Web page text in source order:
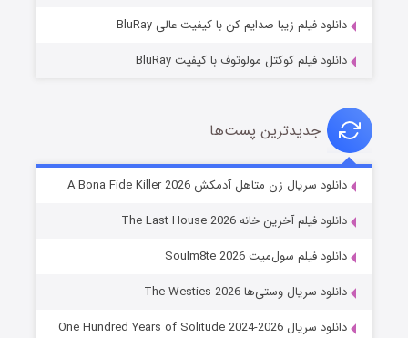
شوگر فصل ۲
دانلود فیلم زیبا صدایم کن با کیفیت عالی BluRay
دانلود فیلم کوکتل مولوتوف با کیفیت BluRay
جدیدترین پست‌ها
دانلود سریال زن متاهل آدمکش A Bona Fide Killer 2026
دانلود فیلم آخرین خانه The Last House 2026
دانلود فیلم سول‌میت Soulm8te 2026
دانلود سریال وستی‌ها The Westies 2026
دانلود سریال One Hundred Years of Solitude 2024-2026